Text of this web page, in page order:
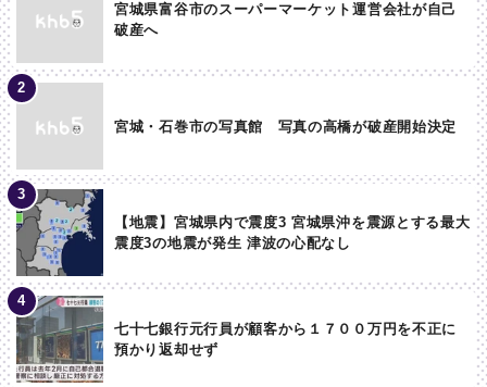
宮城県富谷市のスーパーマーケット運営会社が自己
破産へ
宮城・石巻市の写真館 写真の高橋が破産開始決定
【地震】宮城県内で震度3 宮城県沖を震源とする最大
震度3の地震が発生 津波の心配なし
七十七銀行元行員が顧客から１７００万円を不正に
預かり返却せず